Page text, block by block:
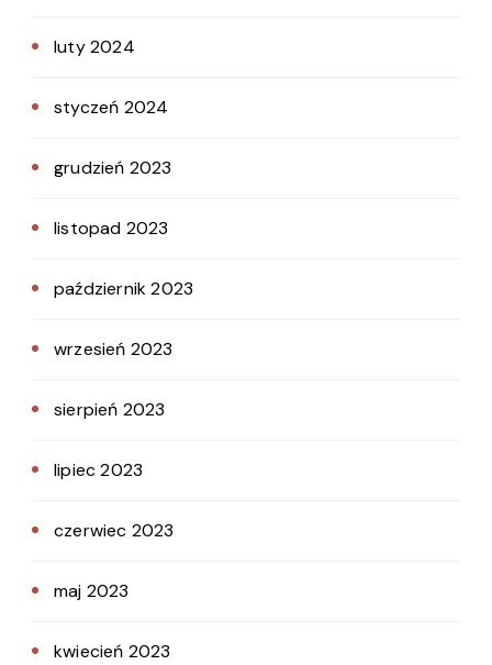
luty 2024
styczeń 2024
grudzień 2023
listopad 2023
październik 2023
wrzesień 2023
sierpień 2023
lipiec 2023
czerwiec 2023
maj 2023
kwiecień 2023